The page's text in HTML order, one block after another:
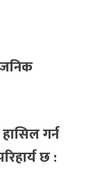
गर्न
छ :